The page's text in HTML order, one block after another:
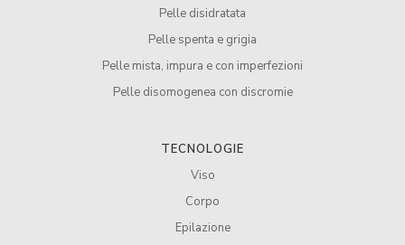
Pelle disidratata
Pelle spenta e grigia
Pelle mista, impura e con imperfezioni
Pelle disomogenea con discromie
TECNOLOGIE
Viso
Corpo
Epilazione